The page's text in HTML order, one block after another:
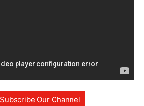
Subscribe Our Channel